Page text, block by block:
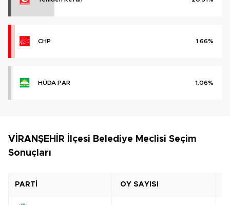
CHP 1.66%
HÜDA PAR 1.06%
VİRANŞEHİR İlçesi Belediye Meclisi Seçim
Sonuçları
PARTİ OY SAYISI